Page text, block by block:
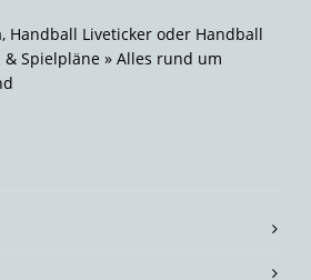
Handball Liveticker oder Handball
& Spielpläne » Alles rund um